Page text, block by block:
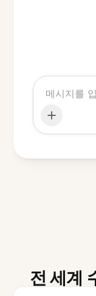
전 세계